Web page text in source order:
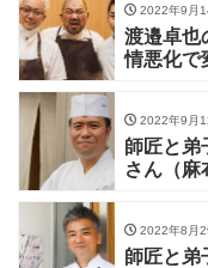
2022年9月
渡邉卓
情悪化で
2022年9月
師匠と弟
さん（麻
2022年8月
師匠と弟